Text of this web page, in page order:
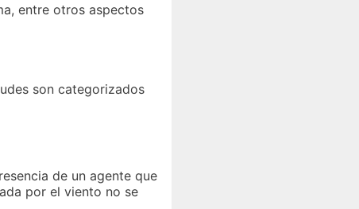
entre otros aspectos
son categorizados
de un agente que
por el viento no se